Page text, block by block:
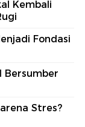
Kembali
Fondasi
Bersumber
Stres?